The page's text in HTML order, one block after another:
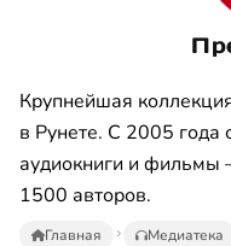
Крупнейшая
в Рунете. С 2005 года
аудиокниги и фильмы
1500 авторов.
Главная Медиатека